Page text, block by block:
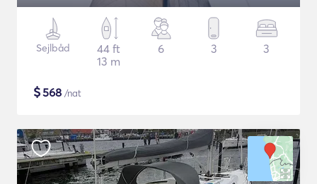
Sejlbåd
44 ft
13 m
6 3 3
$568 /nat